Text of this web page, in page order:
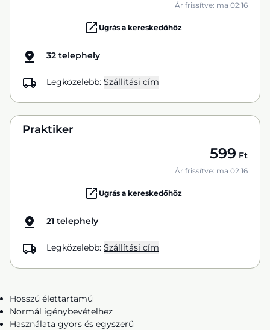
Ár frissítve: ma 02:16
Ugrás a kereskedőhöz
32 telephely
Legközelebb: Szállítási cím
Praktiker
599 Ft
Ár frissítve: ma 02:16
Ugrás a kereskedőhöz
21 telephely
Legközelebb: Szállítási cím
Hosszú élettartamú
Normál igénybevételhez
Használata gyors és egyszerű